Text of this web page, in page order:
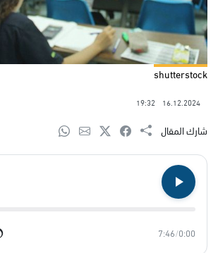
shutterstock
16.12.2024
19:32
شارك المقال
0:00
/
7:46